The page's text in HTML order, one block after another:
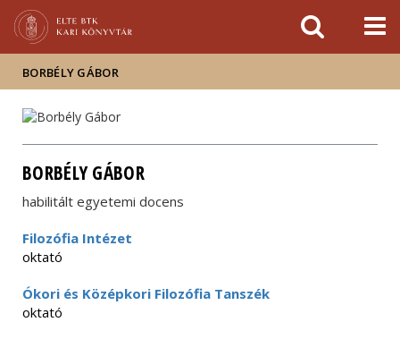
sajtóban
BORBÉLY GÁBOR
BORBÉLY GÁBOR
habilitált egyetemi docens
Filozófia Intézet
oktató
Ókori és Középkori Filozófia Tanszék
oktató